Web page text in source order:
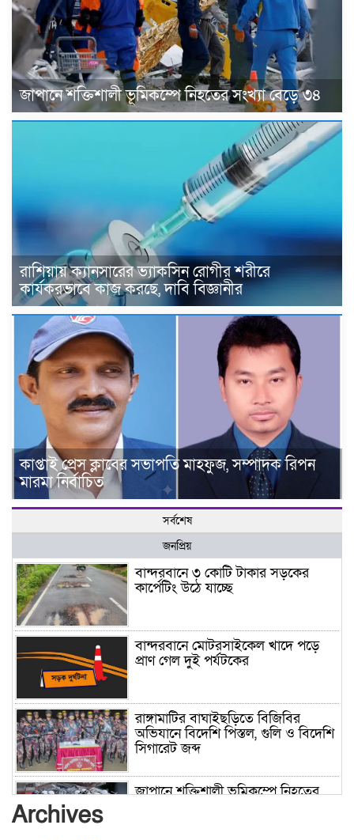
জাপানে শক্তিশালী ভূমিকম্পে নিহতের সংখ্যা বেড়ে ৩৪
রাশিয়ায় ক্যানসারের ভ্যাকসিন রোগীর শরীরে
কার্যকরভাবে কাজ করছে, দাবি বিজ্ঞানীর
কাপ্তাই প্রেস ক্লাবের সভাপতি মাহফুজ, সম্পাদক রিপন
মারমা নির্বাচিত
সর্বশেষ
জনপ্রিয়
বান্দরবানে ৩ কোটি টাকার সড়কের
কার্পেটিং উঠে যাচ্ছে
বান্দরবানে মোটরসাইকেল খাদে পড়ে
প্রাণ গেল দুই পর্যটকের
রাঙ্গামাটির বাঘাইছড়িতে বিজিবির
অভিযানে বিদেশি পিস্তল, গুলি ও বিদেশি
সিগারেট জব্দ
জাপানে শক্তিশালী ভূমিকম্পে নিহতের
Archives